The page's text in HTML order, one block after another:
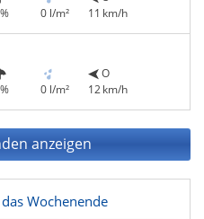
0 l/m²
11 km/h
0 l/m²
O
12 km/h
anzeigen
Wochenende